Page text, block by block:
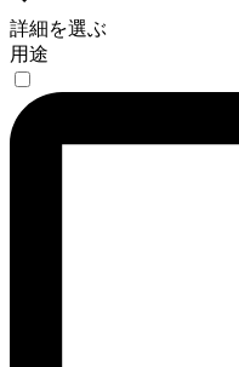
詳細を選ぶ
用途